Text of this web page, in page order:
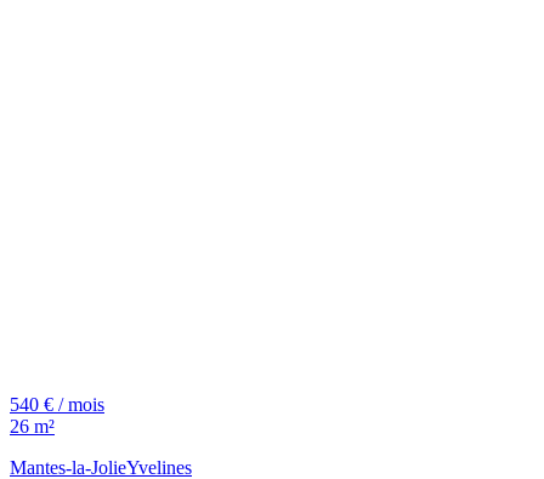
540 € / mois
26 m²
Mantes-la-JolieYvelines